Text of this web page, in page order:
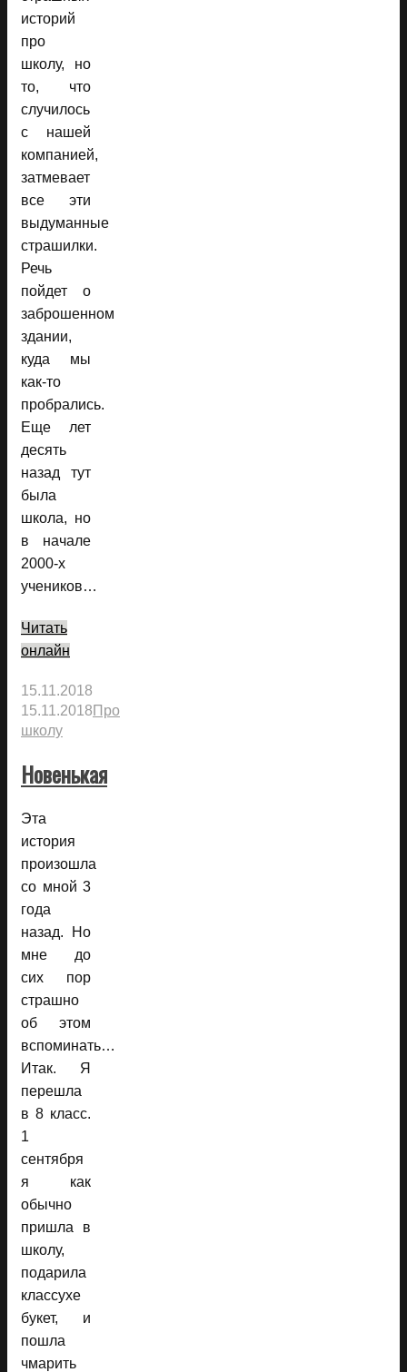
историй
про
школу, но
то, что
случилось
с нашей
компанией,
затмевает
все эти
выдуманные
страшилки.
Речь
пойдет о
заброшенном
здании,
куда мы
как-то
пробрались.
Еще лет
десять
назад тут
была
школа, но
в начале
2000-х
учеников…
Читать
онлайн
15.11.2018
15.11.2018 Про
школу
Новенькая
Эта
история
произошла
со мной 3
года
назад. Но
мне до
сих пор
страшно
об этом
вспоминать…
Итак. Я
перешла
в 8 класс.
1
сентября
я как
обычно
пришла в
школу,
подарила
классухе
букет, и
пошла
чмарить